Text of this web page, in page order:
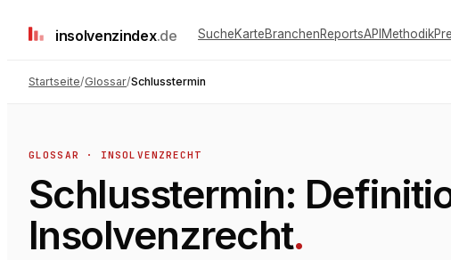
insolvenzindex.de SucheKarteBranchenReportsAPIMethodik
Startseite/Glossar/Schlusstermin
GLOSSAR · INSOLVENZRECHT
Schlusstermin:
Insolvenzrecht.